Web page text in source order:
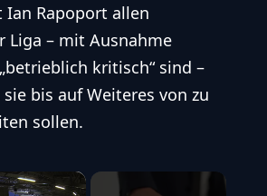
Ian Rapoport allen
Liga – mit Ausnahme
kritisch“ sind –
bis auf Weiteres von zu
sollen.
×